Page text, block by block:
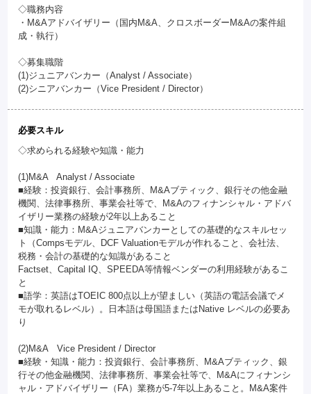
◇職務内容
・M&Aアドバイザリー（国内M&A、クロスボーダーM&Aの案件組
成・執行）
◇募集職階
(1)ジュニアバンカー（Analyst / Associate）
(2)シニアバンカー（Vice President / Director）
必要スキル
◇求められる経験や知識・能力
(1)M&A Analyst / Associate
■経験：投資銀行、会計事務所、M&Aブティック、銀行その他金融
機関、法律事務所、事業会社等で、M&Aのフィナンシャル・アドバ
イザリー業務の経験が2年以上あること
■知識・能力：M&Aジュニアバンカーとしての基礎的なスキルセッ
ト（Compsモデル、DCF Valuationモデルが作れること、会社法、
税務・会計の基礎的な知識があること
Factset、Capital IQ、SPEEDA等情報ベンダーの利用経験があるこ
と
■語学：英語はTOEIC 800点以上が望ましい（英語の電話会議でメ
モが取れるレベル）。日本語は母国語またはNative レベルの必要あ
り
(2)M&A Vice President / Director
■経験・知識・能力：投資銀行、会計事務所、M&Aブティック、銀
行その他金融機関、法律事務所、事業会社等で、M&Aにフィナンシ
ャル・アドバイザリー（FA）業務が5-7年以上あること。M&A案件